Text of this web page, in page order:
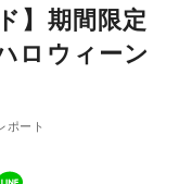
】期間限定
ロウィーン
ポート